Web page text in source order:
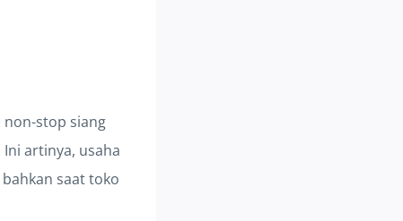
stop siang
artinya, usaha
saat toko